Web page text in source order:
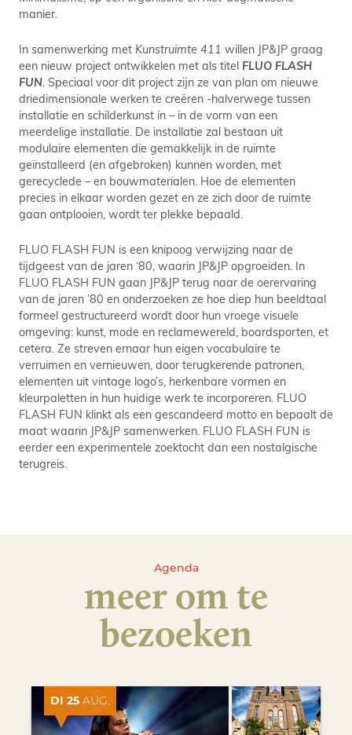
manier.
In samenwerking met Kunstruimte 411 willen JP&JP graag
een nieuw project ontwikkelen met als titel FLUO FLASH
FUN . Speciaal voor dit project zijn ze van plan om nieuwe
driedimensionale werken te creëren -halverwege tussen
installatie en schilderkunst in – in de vorm van een
meerdelige installatie. De installatie zal bestaan uit
modulaire elementen die gemakkelijk in de ruimte
geïnstalleerd (en afgebroken) kunnen worden, met
gerecyclede – en bouwmaterialen. Hoe de elementen
precies in elkaar worden gezet en ze zich door de ruimte
gaan ontplooien, wordt ter plekke bepaald.
FLUO FLASH FUN is een knipoog verwijzing naar de
tijdgeest van de jaren ‘80, waarin JP&JP opgroeiden. In
FLUO FLASH FUN gaan JP&JP terug naar de oerervaring
van de jaren ’80 en onderzoeken ze hoe diep hun beeldtaal
formeel gestructureerd wordt door hun vroege visuele
omgeving: kunst, mode en reclamewereld, boardsporten, et
cetera. Ze streven ernaar hun eigen vocabulaire te
verruimen en vernieuwen, door terugkerende patronen,
elementen uit vintage logo’s, herkenbare vormen en
kleurpaletten in hun huidige werk te incorporeren. FLUO
FLASH FUN klinkt als een gescandeerd motto en bepaalt de
maat waarin JP&JP samenwerken. FLUO FLASH FUN is
eerder een experimentele zoektocht dan een nostalgische
terugreis.
Agenda
meer om te
bezoeken
DI 25 AUG.